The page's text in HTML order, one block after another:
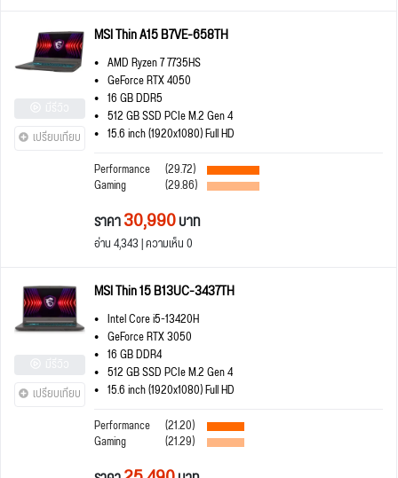
เปรียบเทียบ
MSI Thin A15 B7VE-658TH
AMD Ryzen 7 7735HS
GeForce RTX 4050
16 GB DDR5
512 GB SSD PCIe M.2 Gen 4
15.6 inch (1920x1080) Full HD
Performance
(29.72)
Gaming (29.86)
ราคา30,990บาท
อ่าน 4,343 | ความเห็น 0
เปรียบเทียบ
MSI Thin 15 B13UC-3437TH
Intel Core i5-13420H
GeForce RTX 3050
16 GB DDR4
512 GB SSD PCIe M.2 Gen 4
15.6 inch (1920x1080) Full HD
Performance
(21.20)
Gaming (21.29)